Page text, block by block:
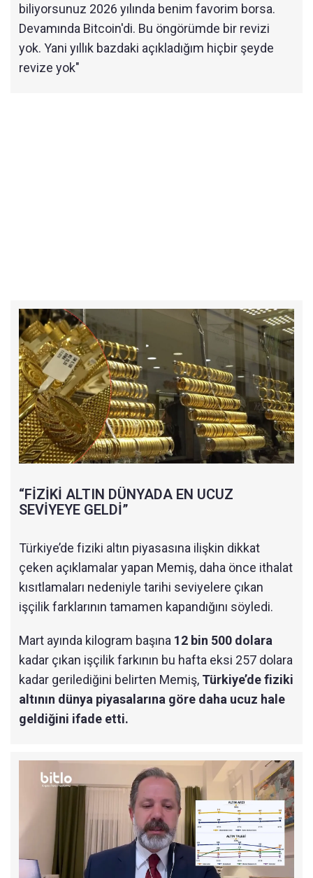
biliyorsunuz 2026 yılında benim favorim borsa.
Devamında Bitcoin'di. Bu öngörümde bir revizi
yok. Yani yıllık bazdaki açıkladığım hiçbir şeyde
revize yok"
“FİZİKİ ALTIN DÜNYADA EN UCUZ
SEVİYEYE GELDİ”
Türkiye’de fiziki altın piyasasına ilişkin dikkat
çeken açıklamalar yapan Memiş, daha önce ithalat
kısıtlamaları nedeniyle tarihi seviyelere çıkan
işçilik farklarının tamamen kapandığını söyledi.
Mart ayında kilogram başına 12 bin 500 dolara
kadar çıkan işçilik farkının bu hafta eksi 257 dolara
kadar gerilediğini belirten Memiş, Türkiye’de fiziki
altının dünya piyasalarına göre daha ucuz hale
geldiğini ifade etti.